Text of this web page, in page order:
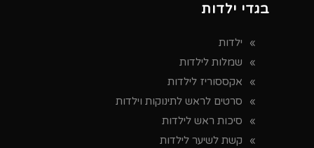
בגדי ילדות
ילדות
שמלות לילדות
אקססוריז לילדות
סרטים לראש לתינוקות וילדות
סיכות ראש לילדות
קשת לשיער לילדות